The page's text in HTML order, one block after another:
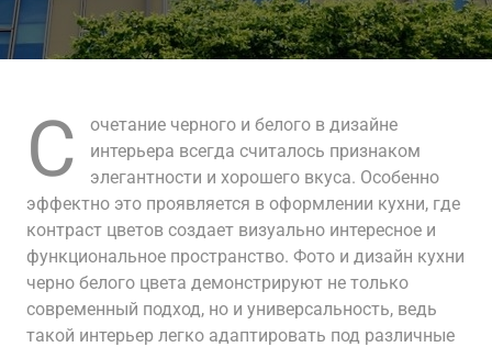
С
очетание черного и белого в дизайне
интерьера всегда считалось признаком
элегантности и хорошего вкуса. Особенно
эффектно это проявляется в оформлении кухни, где
контраст цветов создает визуально интересное и
функциональное пространство. Фото и дизайн кухни
черно белого цвета демонстрируют не только
современный подход, но и универсальность, ведь
такой интерьер легко адаптировать под различные